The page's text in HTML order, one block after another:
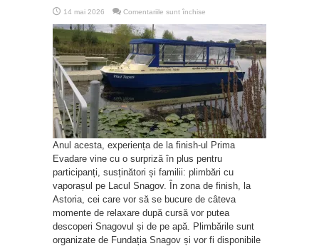
14 mai 2026 Comentariile sunt închise
cu
Vlad
Tepes
pe
Lacul
Snagov,
finish-
ul
Prima
Evadare
Anul acesta, experiența de la finish-ul Prima
Evadare vine cu o surpriză în plus pentru
participanți, susținători și familii: plimbări cu
vaporașul pe Lacul Snagov. În zona de finish, la
Astoria, cei care vor să se bucure de câteva
momente de relaxare după cursă vor putea
descoperi Snagovul și de pe apă. Plimbările sunt
organizate de Fundația Snagov și vor fi disponibile